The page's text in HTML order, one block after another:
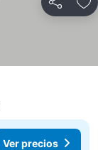
Compartir
Ver precios